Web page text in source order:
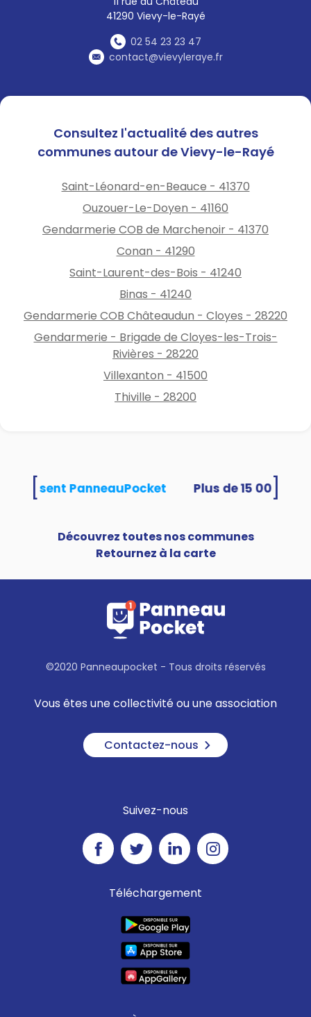
41290 Vievy-le-Rayé
02 54 23 23 47
contact@vievyleraye.fr
Consultez l'actualité des autres
communes autour de Vievy-le-Rayé
Saint-Léonard-en-Beauce - 41370
Ouzouer-Le-Doyen - 41160
Gendarmerie COB de Marchenoir - 41370
Conan - 41290
Saint-Laurent-des-Bois - 41240
Binas - 41240
Gendarmerie COB Châteaudun - Cloyes - 28220
Gendarmerie - Brigade de Cloyes-les-Trois-
Rivières - 28220
Villexanton - 41500
Thiville - 28200
utilisent PanneauPocket
Découvrez toutes nos communes
Retournez à la carte
©2020 Panneaupocket - Tous droits réservés
Vous êtes une collectivité ou une association
Contactez-nous
Suivez-nous
Téléchargement